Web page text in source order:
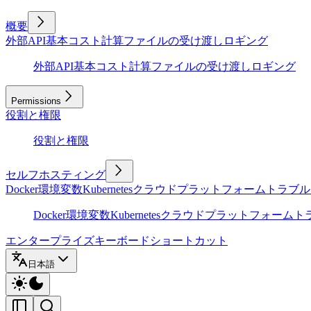
概要
外部API基本コスト計算ファイルの受け渡し ロギング
外部API基本コスト計算ファイルの受け渡し ロギング
Permissions
役割と権限
役割と権限
セルフホスティング
Docker環境変数Kubernetesクラウドプラットフォーム トラブ
Docker環境変数Kubernetesクラウドプラットフォーム ト
エンタープライズキーボードショートカット
日本語